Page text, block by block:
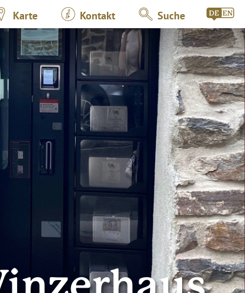
Karte Kontakt Suche